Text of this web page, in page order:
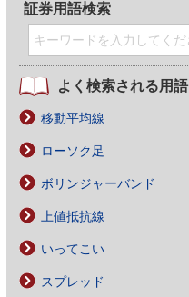
証券用語検索
よく検索される用語
移動平均線
ローソク足
ボリンジャーバンド
上値抵抗線
いってこい
スプレッド